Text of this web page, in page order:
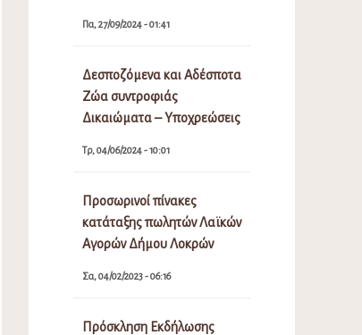
Πα, 27/09/2024 - 01:41
Δεσποζόμενα και Αδέσποτα
Ζώα συντροφιάς
Δικαιώματα – Υποχρεώσεις
Τρ, 04/06/2024 - 10:01
Προσωρινοί πίνακες
κατάταξης πωλητών Λαϊκών
Αγορών Δήμου Λοκρών
Σα, 04/02/2023 - 06:16
Πρόσκληση Εκδήλωσης